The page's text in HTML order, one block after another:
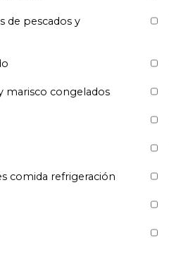
de pescados y
marisco congelados
comida refrigeración